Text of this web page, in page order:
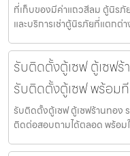
ที่เก็บของมีค่าแถวสีลม ตู้นิรภั
และบริการเช่าตู้นิรภัยที่แตกต่
รับติดตั้งตู้เซฟ ตู้เซฟร้
รับติดตั้งตู้เซฟ พร้อม
รับติดตั้งตู้เซฟ ตู้เซฟร้านทอง
ติดต่อสอบถามได้ตลอด พร้อม